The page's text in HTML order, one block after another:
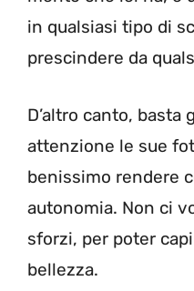
in qualsiasi tipo di
prescindere da
D’altro canto, basta
attenzione le sue
benissimo rendere
autonomia. Non ci
sforzi, per poter
bellezza.